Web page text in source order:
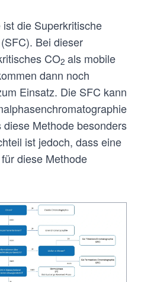
die Superkritische
Bei dieser
CO2 als mobile
dann noch
Einsatz. Die SFC kann
Methode besonders
ist jedoch, dass eine
diese Methode